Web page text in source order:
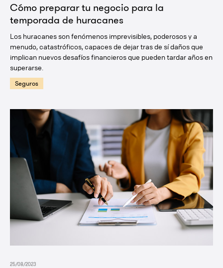
Cómo preparar tu negocio para la
temporada de huracanes
Los huracanes son fenómenos imprevisibles, poderosos y a
menudo, catastróficos, capaces de dejar tras de sí daños que
implican nuevos desafíos financieros que pueden tardar años en
superarse.
Seguros
25/08/2023